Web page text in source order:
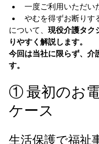
一度ご利用いただい
やむを得ずお断りす
について、 現役介護タク
りやすく解説します。
今回は当社に限らず、介
す。
① 最初のお
ケース
生活保護で福祉